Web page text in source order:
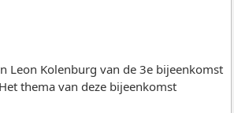
Leon Kolenburg van de 3e bijeenkomst
thema van deze bijeenkomst